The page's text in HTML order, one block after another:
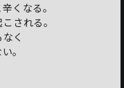
くなる。
される。
く
。